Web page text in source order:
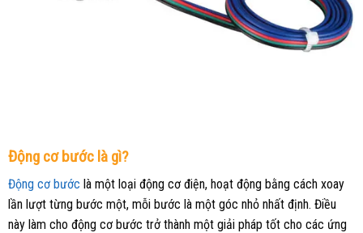
Động cơ bước là gì?
Động cơ bước là một loại động cơ điện, hoạt động bằng cách xoay
lần lượt từng bước một, mỗi bước là một góc nhỏ nhất định. Điều
này làm cho động cơ bước trở thành một giải pháp tốt cho các ứng